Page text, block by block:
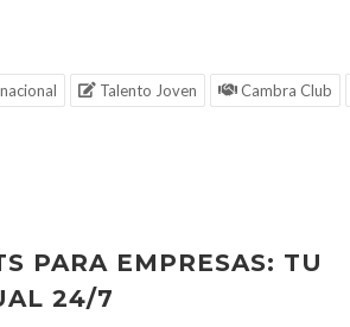
Talento Joven Cambra Club
PARA EMPRESAS: TU
24/7